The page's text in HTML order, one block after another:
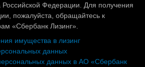
Российской Федерации. Для получения
пожалуйста, обращайтесь к
«Сбербанк Лизинг».
имущества в лизинг
данных
данных в АО «Сбербанк